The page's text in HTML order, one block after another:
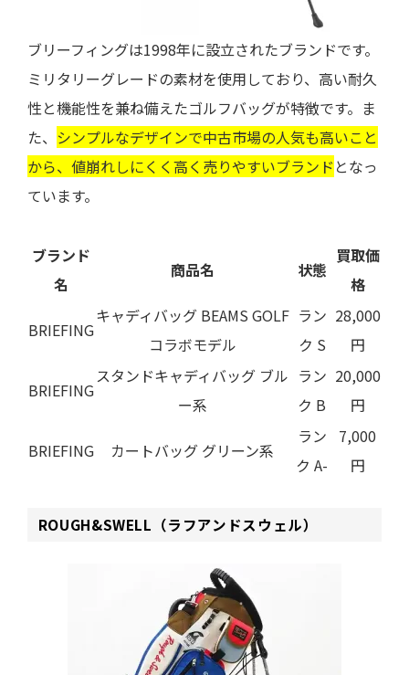
ブリーフィングは1998年に設立されたブランドです。
ミリタリーグレードの素材を使用しており、高い耐久
性と機能性を兼ね備えたゴルフバッグが特徴です。ま
た、 シンプルなデザインで中古市場の人気も高いこと
から、値崩れしにくく高く売りやすいブランド となっ
ています。
ブランド
名
商品名 状態
買取価
格
BRIEFING
キャディバッグ BEAMS GOLF
コラボモデル
ラン
ク S
28,000
円
BRIEFING
スタンドキャディバッグ ブル
ー系
ラン
ク B
20,000
円
BRIEFING カートバッグ グリーン系
ラン
ク A-
7,000
円
ROUGH&SWELL（ラフアンドスウェル）